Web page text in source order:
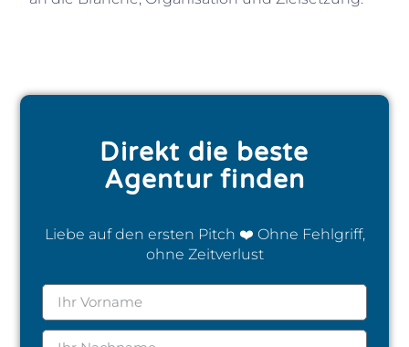
Direkt die beste
Agentur finden
Liebe auf den ersten Pitch ❤️ Ohne Fehlgriff,
ohne Zeitverlust